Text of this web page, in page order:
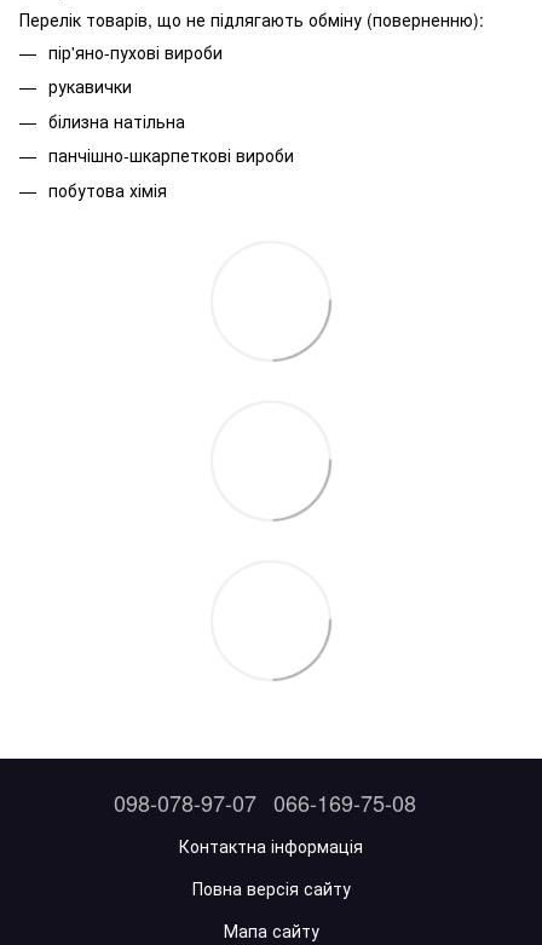
Перелік товарів, що не підлягають обміну (поверненню):
пір'яно-пухові вироби
рукавички
білизна натільна
панчішно-шкарпеткові вироби
побутова хімія
098-078-97-07 066-169-75-08
Контактна інформація
Повна версія сайту
Мапа сайту